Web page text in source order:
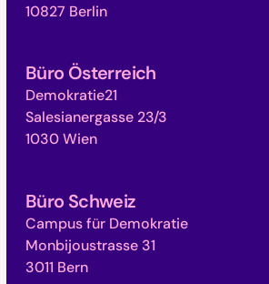
10827 Berlin
Büro Österreich
Demokratie21
Salesianergasse 23/3
1030 Wien
Büro Schweiz
Campus für Demokratie
Monbijoustrasse 31
3011 Bern